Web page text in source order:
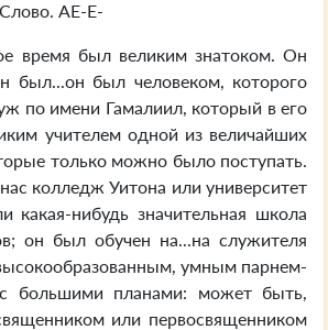
АE-E-
время был великим знатоком. Он
был...он был человеком, которого
по имени Гамалиил, который в его
учителем одной из величайших
только можно было поступать.
колледж Уитона или университет
какая-нибудь значительная школа
он был обучен на...на служителя
умным парнем-
с большими планами: может быть,
или первосвященником